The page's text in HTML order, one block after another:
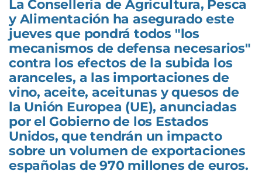
La Conselleria de Agricultura, Pesca
y Alimentación ha asegurado este
jueves que pondrá todos "los
mecanismos de defensa necesarios"
contra los efectos de la subida los
aranceles, a las importaciones de
vino, aceite, aceitunas y quesos de
la Unión Europea (UE), anunciadas
por el Gobierno de los Estados
Unidos, que tendrán un impacto
sobre un volumen de exportaciones
españolas de 970 millones de euros.